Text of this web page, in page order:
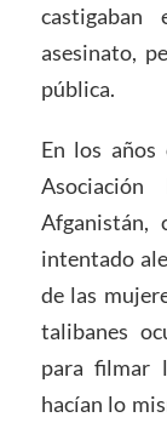
asesinato,
pública.
En los
Afganistán,
intentado
de las
talibanes
para filmar
hacían lo